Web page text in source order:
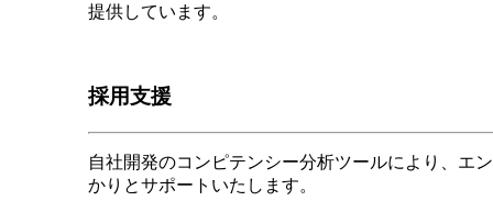
提供しています。
採用支援
自社開発のコンピテンシー分析ツールにより、エ
かりとサポートいたします。